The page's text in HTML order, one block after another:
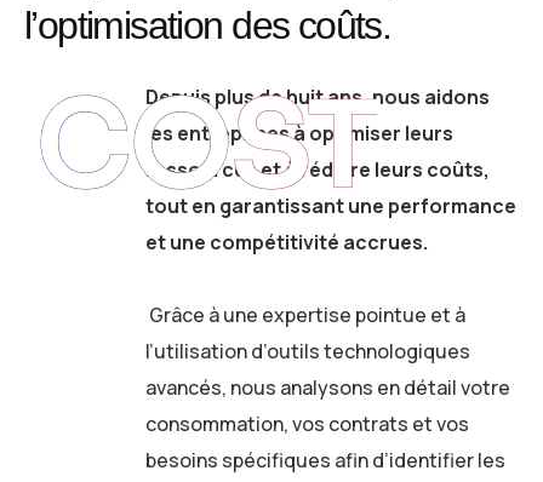
l’optimisation des coûts.
Depuis plus de huit ans, nous aidons
les entreprises à optimiser leurs
ressources et à réduire leurs coûts,
tout en garantissant une performance
et une compétitivité accrues.
Grâce à une expertise pointue et à
l’utilisation d’outils technologiques
avancés, nous analysons en détail votre
consommation, vos contrats et vos
besoins spécifiques afin d’identifier les
COST